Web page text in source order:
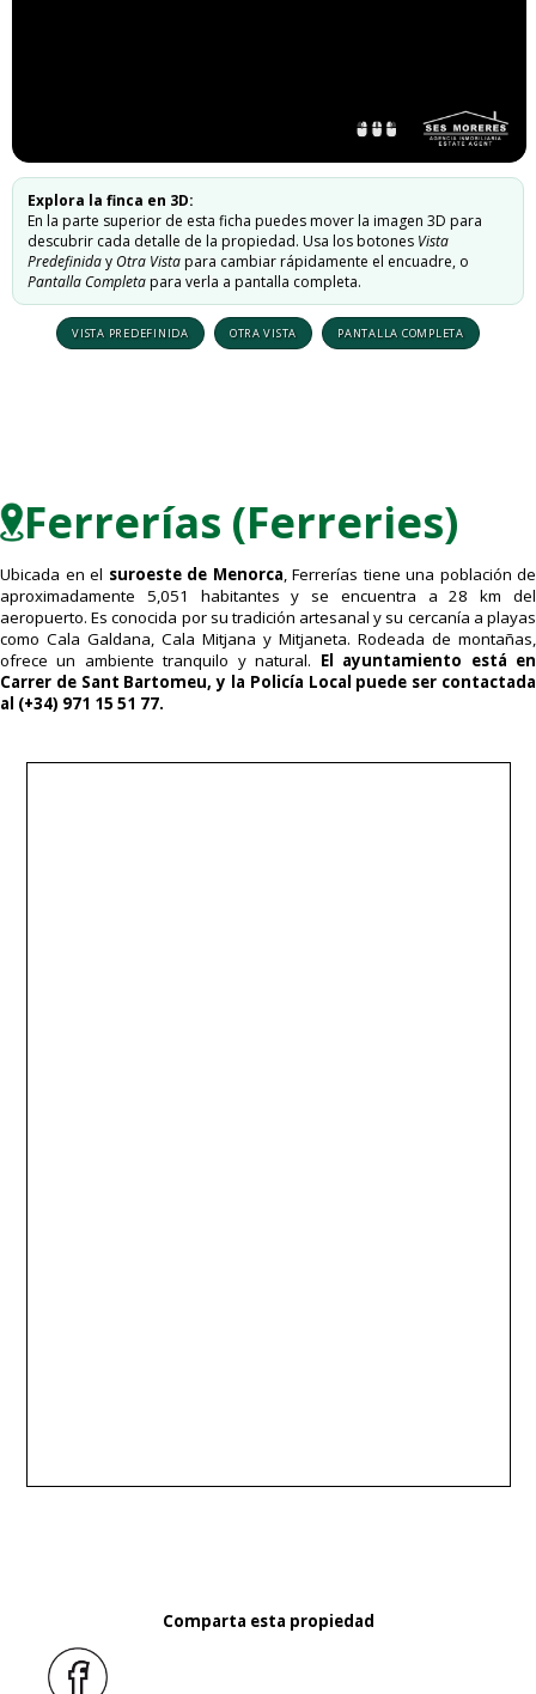
Explora la finca en 3D:
En la parte superior de esta ficha puedes mover la imagen 3D para
descubrir cada detalle de la propiedad. Usa los botones Vista
PredefinidayOtra Vistapara cambiar rápidamente el encuadre, o
Pantalla Completapara verla a pantalla completa.
VISTA PREDEFINIDA OTRA VISTA PANTALLA COMPLETA
Ferrerías (Ferreries)
Ubicada en el suroeste de Menorca, Ferrerías tiene una población de
aproximadamente 5,051 habitantes y se encuentra a 28 km del
aeropuerto. Es conocida por su tradición artesanal y su cercanía a playas
como Cala Galdana, Cala Mitjana y Mitjaneta. Rodeada de montañas,
ofrece un ambiente tranquilo y natural. El ayuntamiento está en
Carrer de Sant Bartomeu, y la Policía Local puede ser contactada
al (+34) 971 15 51 77.
Comparta esta propiedad